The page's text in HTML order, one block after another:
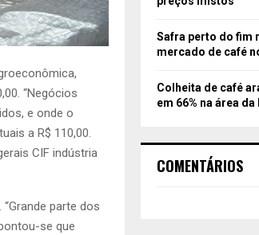
“Negócios
e onde o
a R$ 110,00.
CIF indústria
parte dos
se que
Safra perto do fim
mercado de café
Colheita de café
em 66% na área
COMENTÁRIOS